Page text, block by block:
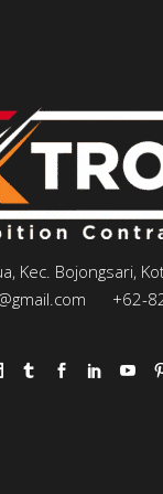
Kec. Bojongsari,
+62-